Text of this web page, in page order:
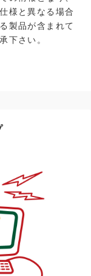
様と異なる場合
製品が含まれて
下さい。